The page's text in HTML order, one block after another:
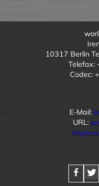
10317 Berlin
Telefax:
Codec:
E-Mail:
URL: